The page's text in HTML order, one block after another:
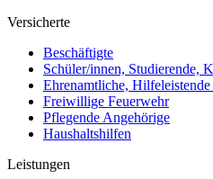
Versicherte
Beschäftigte
Schüler/innen, Studierende,
Ehrenamtliche,
Freiwillige Feuerwehr
Pflegende Angehörige
Haushaltshilfen
Leistungen